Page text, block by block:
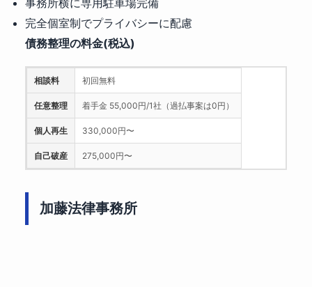
事務所横に専用駐車場完備
完全個室制でプライバシーに配慮
債務整理の料金(税込)
相談料 初回無料
任意整理 着手金 55,000円/1社（過払事案は0円）
個人再生 330,000円〜
自己破産 275,000円〜
加藤法律事務所